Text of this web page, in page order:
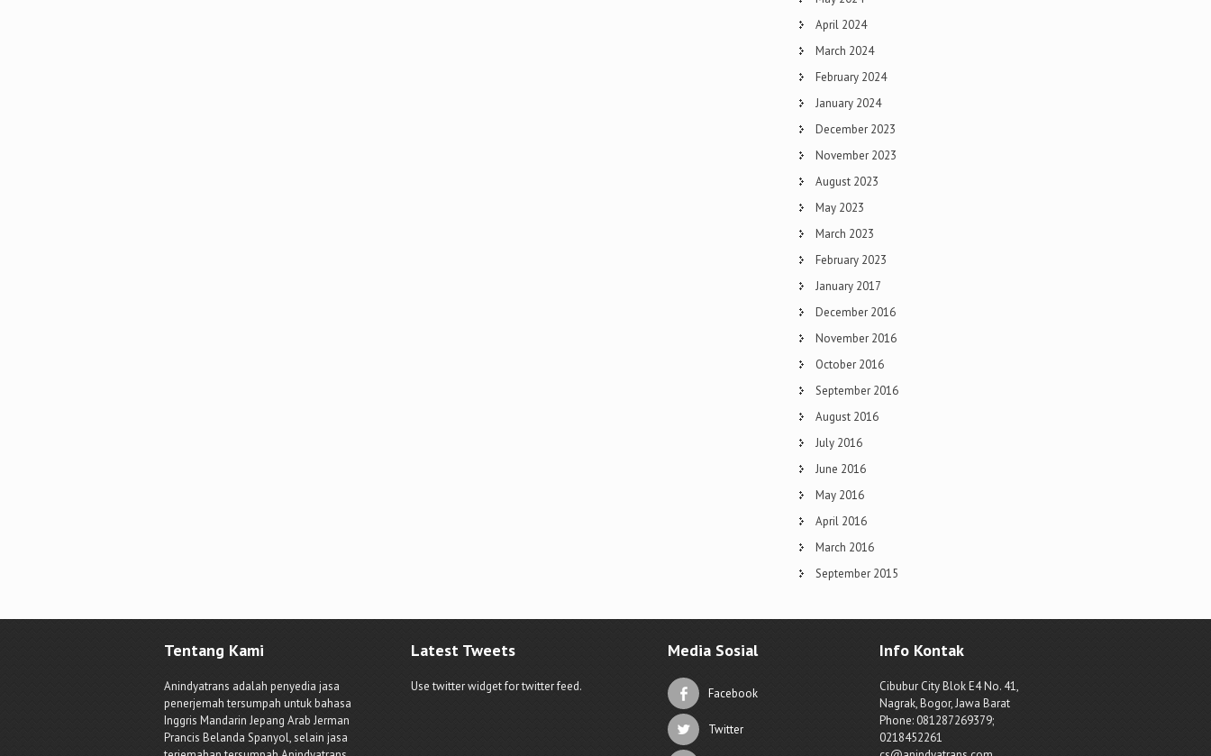
April 2024
March 2024
February 2024
January 2024
December 2023
November 2023
August 2023
May 2023
March 2023
February 2023
January 2017
December 2016
November 2016
October 2016
September 2016
August 2016
July 2016
June 2016
May 2016
April 2016
March 2016
September 2015
Tentang Kami
Anindyatrans adalah penyedia jasa
penerjemah tersumpah untuk bahasa
Inggris Mandarin Jepang Arab Jerman
Prancis Belanda Spanyol, selain jasa
Latest Tweets
Use twitter widget for twitter feed.
Media Sosial
Facebook
Twitter
Info Kontak
Cibubur City Blok E4 No. 41,
Nagrak, Bogor, Jawa Barat
Phone: 081287269379;
0218452261